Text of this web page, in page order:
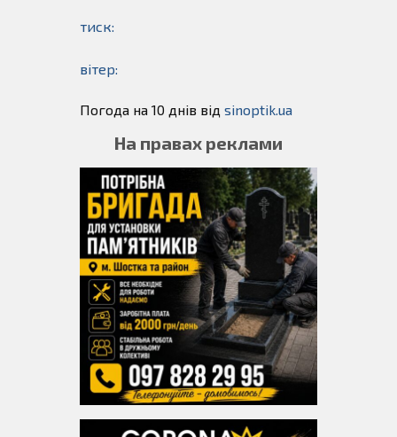
тиск:
вітер:
Погода на 10 днів від sinoptik.ua
На правах реклами